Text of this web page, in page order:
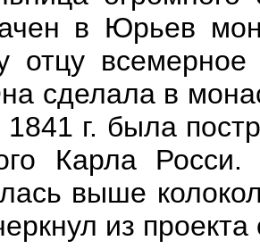
в Юрьев
отцу
сделала в
1841 г. была
Карла
выше
из проекта